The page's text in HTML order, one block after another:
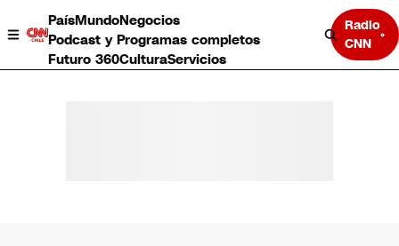
PaísMundoNegocios
Podcast y Programas completos
Futuro 360CulturaServicios
Radio
CNN